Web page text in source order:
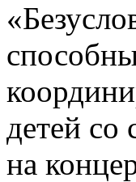
детей со
на